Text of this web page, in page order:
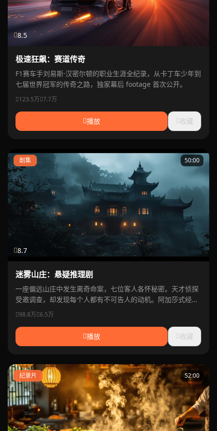
8.5
极速狂飙：赛道传奇
F1赛车手刘易斯·汉密尔顿的职业生涯全纪录，从卡丁车少年到
七届世界冠军的传奇之路，独家幕后 footage 首次公开。
123.5万 7.7万
播放 收藏
剧集 50:00
8.7
迷雾山庄：悬疑推理剧
一座偏远山庄中发生离奇命案，七位客人各怀秘密。天才侦探
受邀调查，却发现每个人都有不可告人的动机。阿加莎式经典
推理。
98.8万 6.5万
播放 收藏
纪录片 52:00